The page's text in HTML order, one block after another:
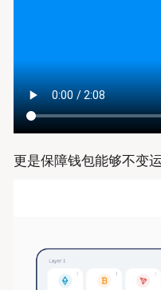
更是保障钱包能够不变